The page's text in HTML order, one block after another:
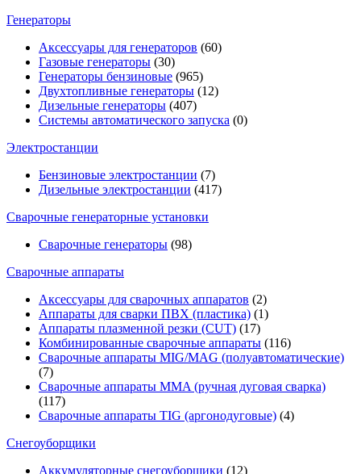
Генераторы
Аксессуары для генераторов (60)
Газовые генераторы (30)
Генераторы бензиновые (965)
Двухтопливные генераторы (12)
Дизельные генераторы (407)
Системы автоматического запуска (0)
Электростанции
Бензиновые электростанции (7)
Дизельные электростанции (417)
Сварочные генераторные установки
Сварочные генераторы (98)
Сварочные аппараты
Аксессуары для сварочных аппаратов (2)
Аппараты для сварки ПВХ (пластика) (1)
Аппараты плазменной резки (CUT) (17)
Комбинированные сварочные аппараты (116)
Сварочные аппараты MIG/MAG (полуавтоматические)
(7)
Сварочные аппараты MMA (ручная дуговая сварка)
(117)
Сварочные аппараты TIG (аргонодуговые) (4)
Снегоуборщики
Аккумуляторные снегоуборщики (12)